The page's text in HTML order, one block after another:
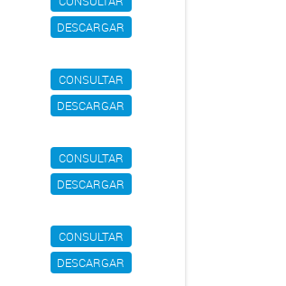
DESCARGAR
CONSULTAR
DESCARGAR
CONSULTAR
DESCARGAR
CONSULTAR
DESCARGAR